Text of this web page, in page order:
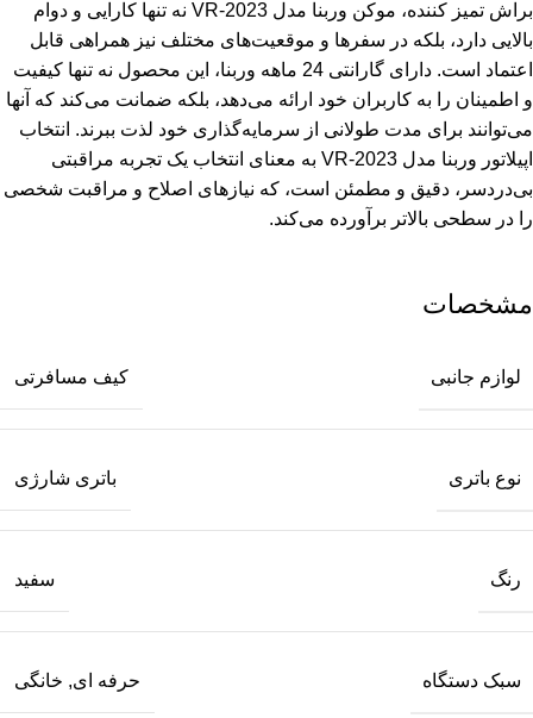
مشخصات
لوازم جانبی کیف مسافرتی
نوع باتری باتری شارژی
رنگ سفید
سبک دستگاه حرفه ای, خانگی